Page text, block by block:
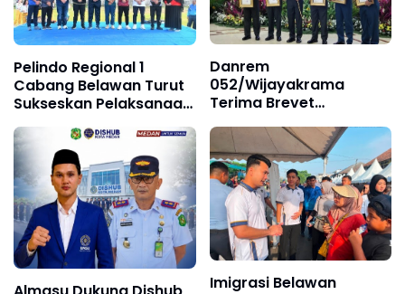
Pelindo Regional 1
Cabang Belawan Turut
Sukseskan Pelaksanaan
Car Free Day Perdana di
Belawan
Danrem
052/Wijayakrama
Terima Brevet
Waspada Paspampres,
Perkuat Sinergi
Pengamanan VVIP dan
Stabilitas Ibu Kota
Imigrasi Belawan